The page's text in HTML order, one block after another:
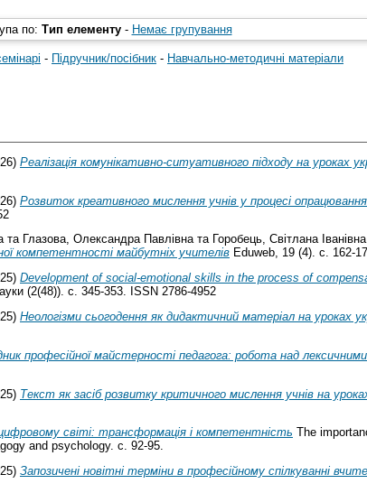
по: Тип елементу - Немає групування
- Підручник/посібник - Навчально-методичні матеріали
Реалізація комунікативно-ситуативного підходу на уроках
Розвиток креативного мислення учнів у процесі
та Глазова, Олександра Павлівната Горобець, Світлана Іванівна
компетентності майбутніх учителів Eduweb, 19 (4). с. 162-
Development of social-emotional skills in the process of
(2(48)). с. 345-353. ISSN 2786-4952
Неологізми сьогодення як дидактичний матеріал на уроках
професійної майстерності педагога: робота над
Текст як засіб розвитку критичного мислення учнів на
світі: трансформація і компетентність The
and psychology. с. 92-95.
Запозичені новітні терміни в професійному спілкуванні